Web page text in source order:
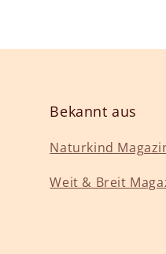
Bekannt aus
Naturkind
Weit & Breit